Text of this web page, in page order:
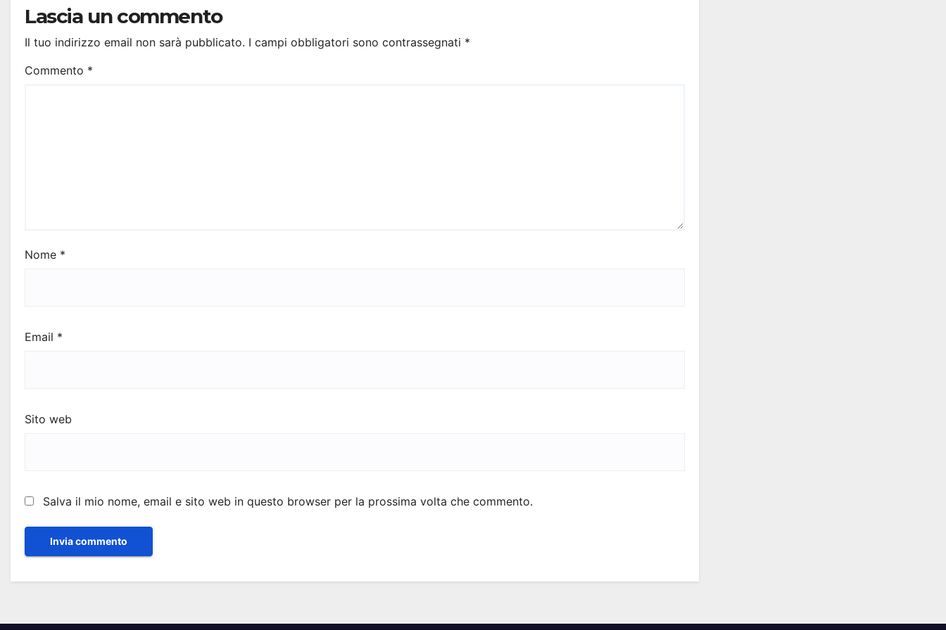
Lascia un commento
Il tuo indirizzo email non sarà pubblicato. I campi obbligatori sono contrassegnati *
Commento *
Nome *
Email *
Sito web
Salva il mio nome, email e sito web in questo browser per la prossima volta che commento.